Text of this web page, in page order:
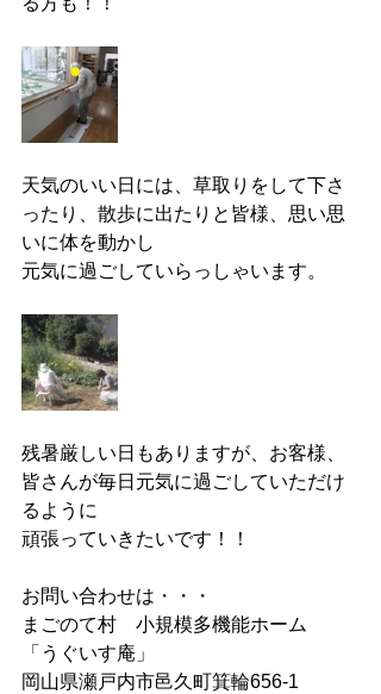
天気のいい日には、草取りをして下さ
ったり、散歩に出たりと皆様、思い思
いに体を動かし
元気に過ごしていらっしゃいます。
残暑厳しい日もありますが、お客様、
皆さんが毎日元気に過ごしていただけ
るように
頑張っていきたいです！！
お問い合わせは・・・
まごのて村　小規模多機能ホーム
「うぐいす庵」
岡山県瀬戸内市邑久町箕輪656-1